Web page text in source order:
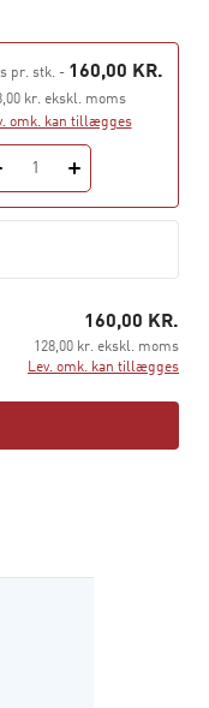
og
pr. stk.- 160,00 KR.
kr. ekskl. moms
omk. kan tillægges
1
160,00 KR.
128,00 kr. ekskl. moms
Lev. omk. kan tillægges